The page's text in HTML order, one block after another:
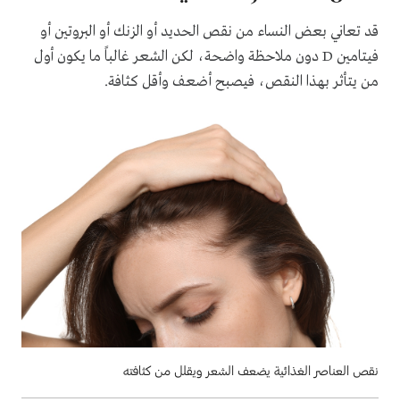
قد تعاني بعض النساء من نقص الحديد أو الزنك أو البروتين أو
فيتامين D دون ملاحظة واضحة، لكن الشعر غالباً ما يكون أول
من يتأثر بهذا النقص، فيصبح أضعف وأقل كثافة.
نقص العناصر الغذائية يضعف الشعر ويقلل من كثافته